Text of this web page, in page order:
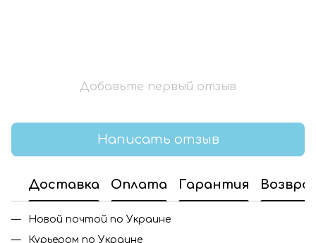
Добавьте первый отзыв
Написать отзыв
Доставка Оплата Гарантия
Новой почтой по Украине
Курьером по Украине